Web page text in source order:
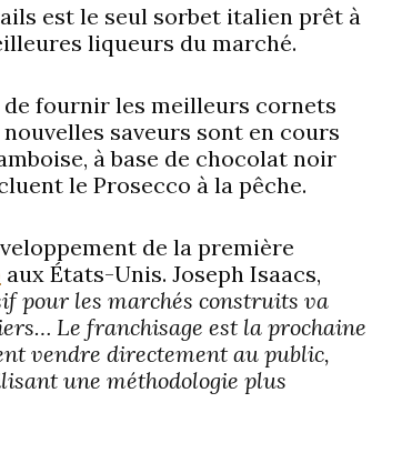
est le seul sorbet italien prêt à
liqueurs du marché.
de fournir les meilleurs cornets
saveurs sont en cours
à base de chocolat noir
le Prosecco à la pêche.
de la première
aux États-Unis. Joseph Isaacs,
pour les marchés construits va
Le franchisage est la prochaine
vendre directement au public,
une méthodologie plus